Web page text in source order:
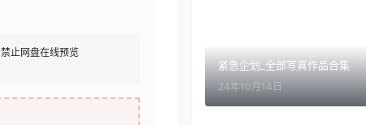
禁止网盘在线预览
紧急企划_全部写真作品合集
24年10月14日